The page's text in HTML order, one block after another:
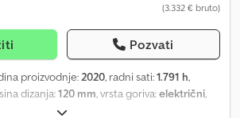
(3.332 € bruto)
Pozvati
proizvodnje:2020, radni sati:1.791 h,
dizanja:120 mm, vrsta goriva:električni,
50 procenat, prazna masa vozila: